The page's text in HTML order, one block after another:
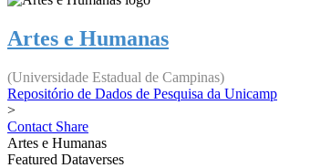
Artes e Humanas
(Universidade Estadual de Campinas)
Repositório de Dados de Pesquisa da Unicamp
>
Contact Share
Artes e Humanas
Featured Dataverses